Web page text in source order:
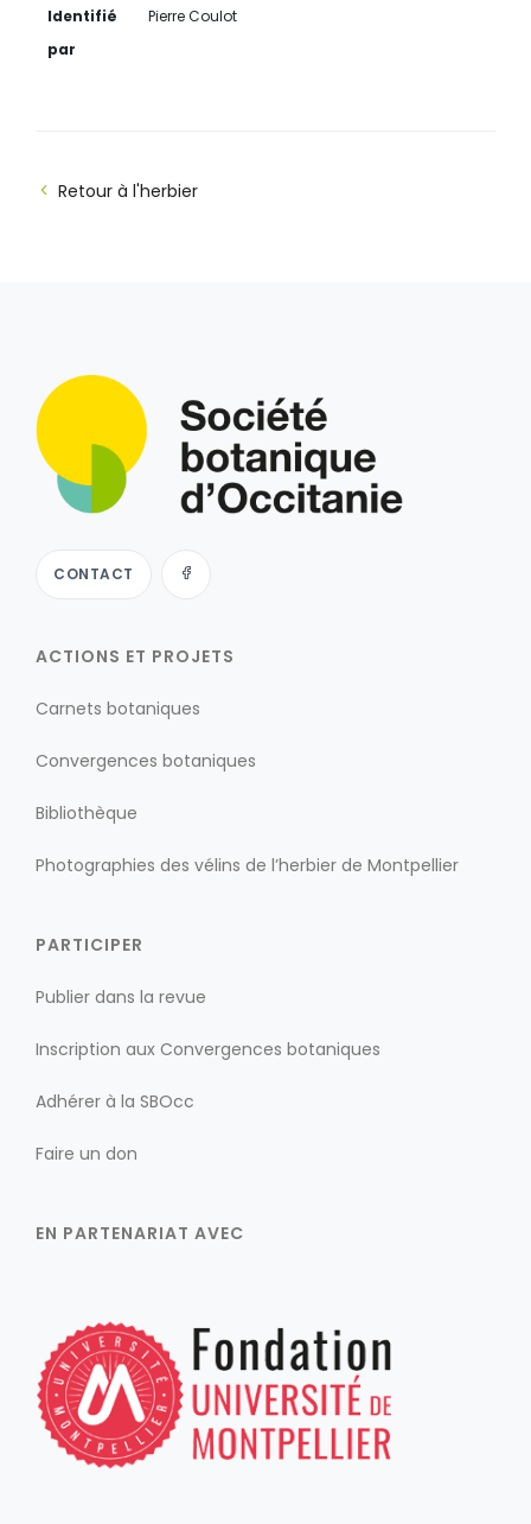
Identifié
par
Pierre Coulot
Retour à l'herbier
CONTACT
ACTIONS ET PROJETS
Carnets botaniques
Convergences botaniques
Bibliothèque
Photographies des vélins de l’herbier de Montpellier
PARTICIPER
Publier dans la revue
Inscription aux Convergences botaniques
Adhérer à la SBOcc
Faire un don
EN PARTENARIAT AVEC